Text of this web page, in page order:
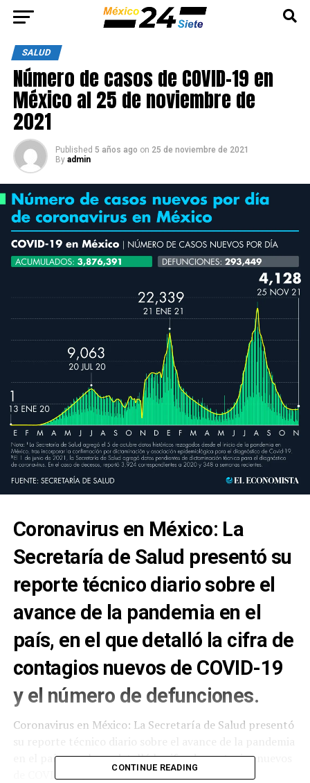
SALUD
Número de casos de COVID-19 en
México al 25 de noviembre de
2021
Published 5 años ago on 25 de noviembre de 2021
By admin
Coronavirus en México: La
Secretaría de Salud presentó su
reporte técnico diario sobre el
avance de la pandemia en el
país, en el que detalló la cifra de
contagios nuevos de COVID-19
y el número de defunciones.
Coronavirus en México: La Secretaría de Salud presentó
su reporte técnico diario sobre el avance de la pandemia
en el país, en el que detalló la cifra de contagios nuevos
de COVID-19 y el número de defunciones.
CONTINUE READING